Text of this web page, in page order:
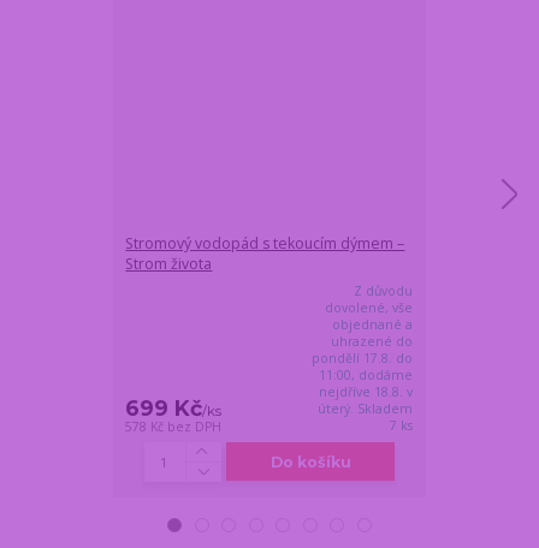
Stromový vodopád s tekoucím dýmem –
Strom života
699 Kč/ks
578 Kč bez DPH
Z důvodu
dovolené, vše
objednané a
uhrazené do
pondělí 17.8. do
11:00, dodáme
nejdříve 18.8. v
úterý. Skladem
7 ks
Do košíku